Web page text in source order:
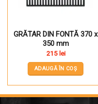
GRĂTAR DIN FONTĂ 370 x
350 mm
215 lei
ADAUGĂ ÎN COȘ